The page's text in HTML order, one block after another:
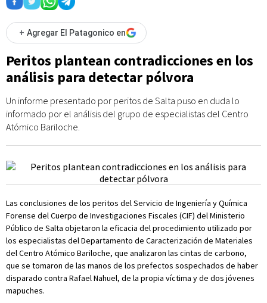
+ Agregar El Patagonico en
Peritos plantean contradicciones en los
análisis para detectar pólvora
Un informe presentado por peritos de Salta puso en duda lo
informado por el análisis del grupo de especialistas del Centro
Atómico Bariloche.
Las conclusiones de los peritos del Servicio de Ingeniería y Química
Forense del Cuerpo de Investigaciones Fiscales (CIF) del Ministerio
Público de Salta objetaron la eficacia del procedimiento utilizado por
los especialistas del Departamento de Caracterización de Materiales
del Centro Atómico Bariloche, que analizaron las cintas de carbono,
que se tomaron de las manos de los prefectos sospechados de haber
disparado contra Rafael Nahuel, de la propia víctima y de dos jóvenes
mapuches.